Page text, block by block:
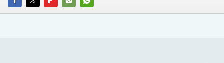
FACEBOOKTWITTERFLIPBOARD
E-
WHATSAPP